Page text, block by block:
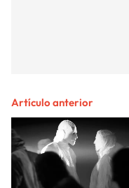
Artículo anterior